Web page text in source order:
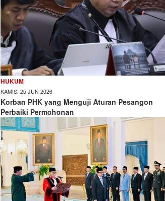
HUKUM
KAMIS, 25 JUN 2026
Korban PHK yang Menguji Aturan Pesangon
Perbaiki Permohonan